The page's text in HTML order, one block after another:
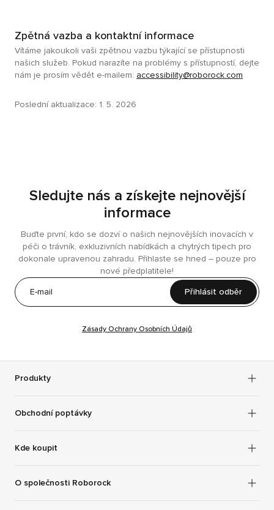
Zpětná vazba a kontaktní informace
Vítáme jakoukoli vaši zpětnou vazbu týkající se přístupnosti
našich služeb. Pokud narazíte na problémy s přístupností, dejte
nám je prosím vědět e-mailem: accessibility@roborock.com
Poslední aktualizace: 1. 5. 2026
Sledujte nás a získejte nejnovější
informace
Buďte první, kdo se dozví o našich nejnovějších inovacích v
péči o trávník, exkluzivních nabídkách a chytrých tipech pro
dokonale upravenou zahradu. Přihlaste se hned – pouze pro
nové předplatitele!
Přihlásit odběr
Zásady Ochrany Osobních Údajů
Produkty
Obchodní poptávky
Kde koupit
O společnosti Roborock